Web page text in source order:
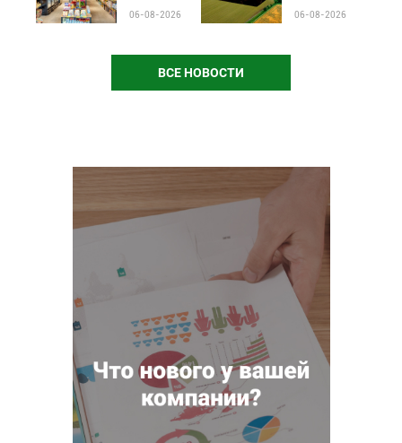
чёрного пиара
06-08-2026
сельхозземель
06-08-2026
ВСЕ НОВОСТИ